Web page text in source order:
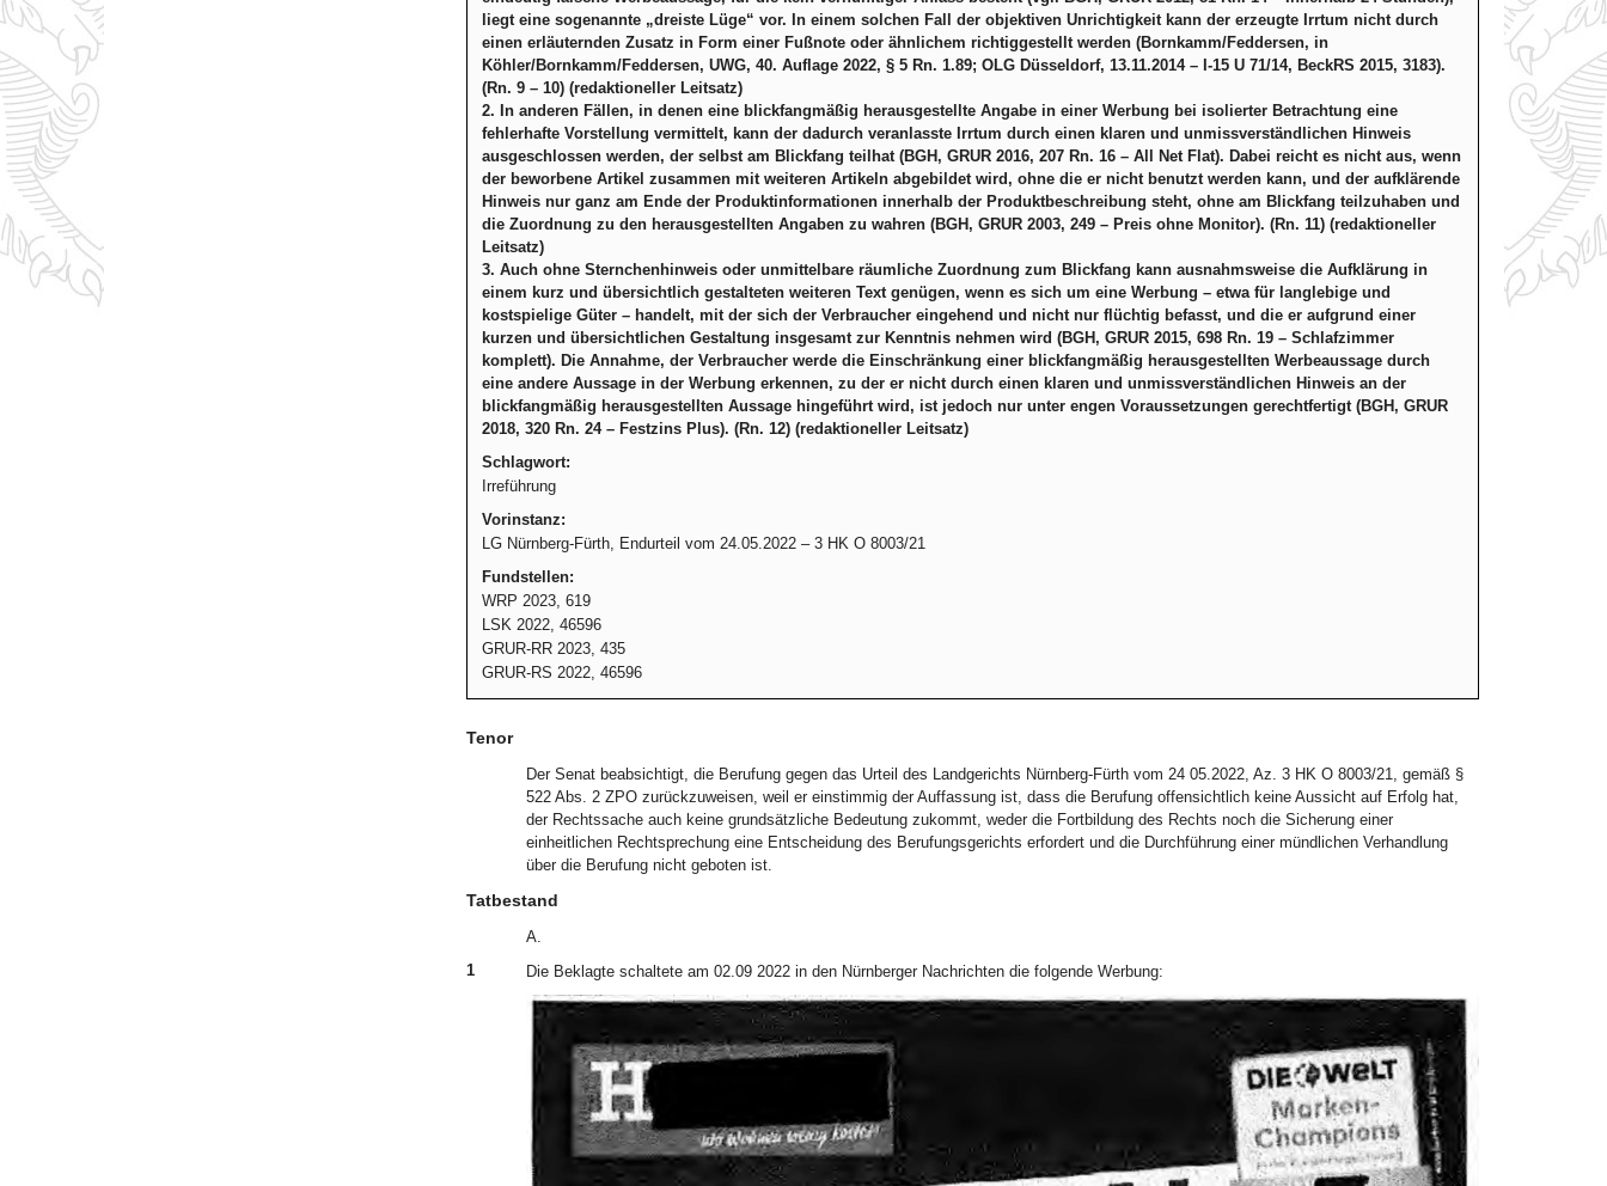
liegt eine sogenannte „dreiste Lüge“ vor. In einem solchen Fall der objektiven Unrichtigkeit kann der erzeugte Irrtum nicht durch
einen erläuternden Zusatz in Form einer Fußnote oder ähnlichem richtiggestellt werden (Bornkamm/Feddersen, in
Köhler/Bornkamm/Feddersen, UWG, 40. Auflage 2022, § 5 Rn. 1.89; OLG Düsseldorf, 13.11.2014 – I-15 U 71/14, BeckRS 2015, 3183).
(Rn. 9 – 10) (redaktioneller Leitsatz)
2. In anderen Fällen, in denen eine blickfangmäßig herausgestellte Angabe in einer Werbung bei isolierter Betrachtung eine
fehlerhafte Vorstellung vermittelt, kann der dadurch veranlasste Irrtum durch einen klaren und unmissverständlichen Hinweis
ausgeschlossen werden, der selbst am Blickfang teilhat (BGH, GRUR 2016, 207 Rn. 16 – All Net Flat). Dabei reicht es nicht aus, wenn
der beworbene Artikel zusammen mit weiteren Artikeln abgebildet wird, ohne die er nicht benutzt werden kann, und der aufklärende
Hinweis nur ganz am Ende der Produktinformationen innerhalb der Produktbeschreibung steht, ohne am Blickfang teilzuhaben und
die Zuordnung zu den herausgestellten Angaben zu wahren (BGH, GRUR 2003, 249 – Preis ohne Monitor). (Rn. 11) (redaktioneller
Leitsatz)
3. Auch ohne Sternchenhinweis oder unmittelbare räumliche Zuordnung zum Blickfang kann ausnahmsweise die Aufklärung in
einem kurz und übersichtlich gestalteten weiteren Text genügen, wenn es sich um eine Werbung – etwa für langlebige und
kostspielige Güter – handelt, mit der sich der Verbraucher eingehend und nicht nur flüchtig befasst, und die er aufgrund einer
kurzen und übersichtlichen Gestaltung insgesamt zur Kenntnis nehmen wird (BGH, GRUR 2015, 698 Rn. 19 – Schlafzimmer
komplett). Die Annahme, der Verbraucher werde die Einschränkung einer blickfangmäßig herausgestellten Werbeaussage durch
eine andere Aussage in der Werbung erkennen, zu der er nicht durch einen klaren und unmissverständlichen Hinweis an der
blickfangmäßig herausgestellten Aussage hingeführt wird, ist jedoch nur unter engen Voraussetzungen gerechtfertigt (BGH, GRUR
2018, 320 Rn. 24 – Festzins Plus). (Rn. 12) (redaktioneller Leitsatz)
Schlagwort:
Irreführung
Vorinstanz:
LG Nürnberg-Fürth, Endurteil vom 24.05.2022 – 3 HK O 8003/21
Fundstellen:
WRP 2023, 619
LSK 2022, 46596
GRUR-RR 2023, 435
GRUR-RS 2022, 46596
Tenor
Der Senat beabsichtigt, die Berufung gegen das Urteil des Landgerichts Nürnberg-Fürth vom 24 05.2022, Az. 3 HK O 8003/21, gemäß §
522 Abs. 2 ZPO zurückzuweisen, weil er einstimmig der Auffassung ist, dass die Berufung offensichtlich keine Aussicht auf Erfolg hat,
der Rechtssache auch keine grundsätzliche Bedeutung zukommt, weder die Fortbildung des Rechts noch die Sicherung einer
einheitlichen Rechtsprechung eine Entscheidung des Berufungsgerichts erfordert und die Durchführung einer mündlichen Verhandlung
über die Berufung nicht geboten ist.
Tatbestand
A.
1
Die Beklagte schaltete am 02.09 2022 in den Nürnberger Nachrichten die folgende Werbung: